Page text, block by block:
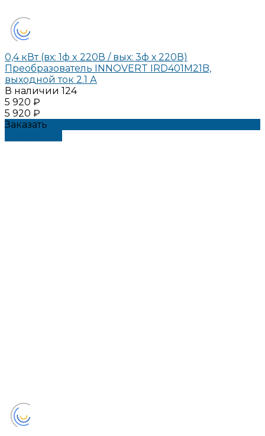
0,4 кВт (вх: 1ф x 220В / вых: 3ф х 220В)
Преобразователь INNOVERT IRD401M21B,
выходной ток 2.1 А
В наличии 124
5 920 ₽
5 920 ₽
Заказать